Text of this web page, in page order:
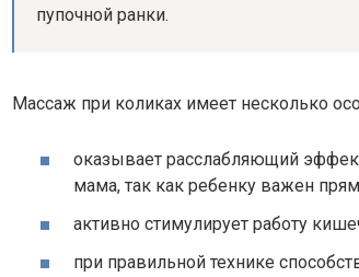
пупочной ранки.
Массаж при коликах имеет несколько
оказывает расслабляющий
мама, так как ребенку важен
активно стимулирует работу
при правильной технике